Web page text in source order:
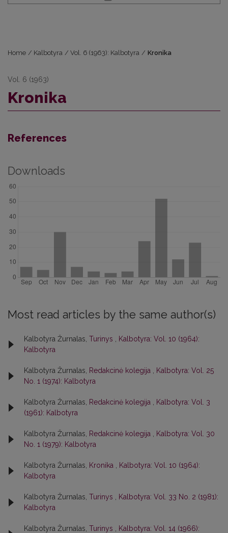
Home / Kalbotyra / Vol. 6 (1963): Kalbotyra / Kronika
Vol. 6 (1963)
Kronika
References
Downloads
Most read articles by the same author(s)
Kalbotyra Žurnalas, Turinys
Kalbotyra: Vol. 10 (1964):
Kalbotyra
Kalbotyra Žurnalas, Redakcinė kolegija
Kalbotyra: Vol. 25
No. 1 (1974): Kalbotyra
Kalbotyra Žurnalas, Redakcinė kolegija
Kalbotyra: Vol. 3
(1961): Kalbotyra
Kalbotyra Žurnalas, Redakcinė kolegija
Kalbotyra: Vol. 30
No. 1 (1979): Kalbotyra
Kalbotyra Žurnalas, Kronika
Kalbotyra: Vol. 10 (1964):
Kalbotyra
Kalbotyra Žurnalas, Turinys
Kalbotyra: Vol. 33 No. 2 (1981):
Kalbotyra
Kalbotyra Žurnalas, Turinys
Kalbotyra: Vol. 14 (1966):